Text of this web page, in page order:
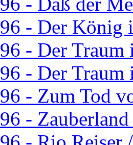
- Der König
- Der Traum
- Der Traum
- Zum Tod
-